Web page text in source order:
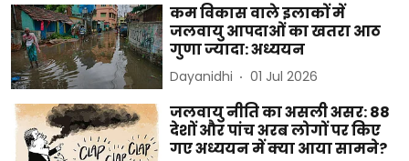
कम विकास वाले इलाकों में
जलवायु आपदाओं का खतरा आठ
गुणा ज्यादा: अध्ययन
Dayanidhi 01 Jul 2026
जलवायु नीति का असली असर: 88
देशों और पांच अरब लोगों पर किए
गए अध्ययन में क्या आया सामने?